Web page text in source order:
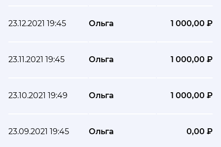
23.12.2021 19:45 Ольга 1 000,00 ₽
23.11.2021 19:45 Ольга 1 000,00 ₽
23.10.2021 19:49 Ольга 1 000,00 ₽
23.09.2021 19:45 Ольга 0,00 ₽